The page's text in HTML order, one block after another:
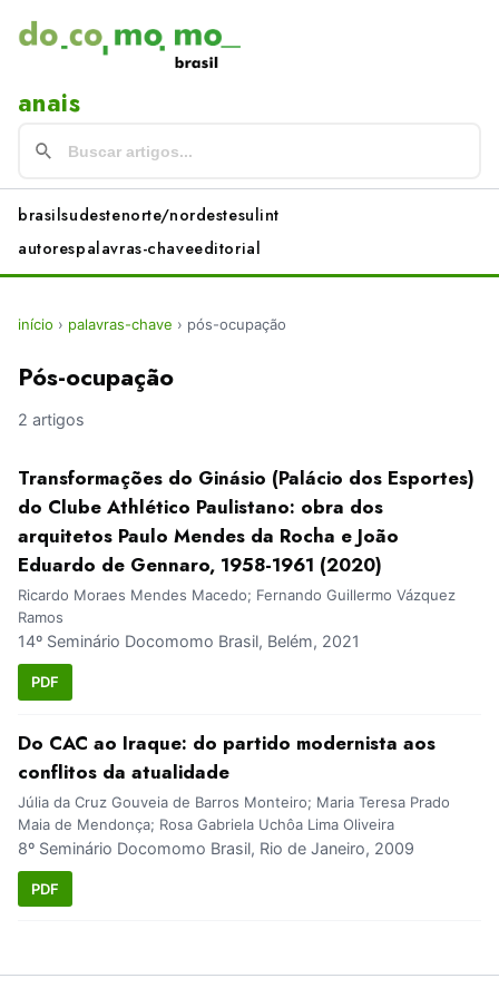
anais
brasilsudestenorte/nordestesulint
autorespalavras-chaveeditorial
início › palavras-chave › pós-ocupação
Pós-ocupação
2 artigos
Transformações do Ginásio (Palácio dos Esportes)
do Clube Athlético Paulistano: obra dos
arquitetos Paulo Mendes da Rocha e João
Eduardo de Gennaro, 1958-1961 (2020)
Ricardo Moraes Mendes Macedo; Fernando Guillermo Vázquez
Ramos
14º Seminário Docomomo Brasil, Belém, 2021
PDF
Do CAC ao Iraque: do partido modernista aos
conflitos da atualidade
Júlia da Cruz Gouveia de Barros Monteiro; Maria Teresa Prado
Maia de Mendonça; Rosa Gabriela Uchôa Lima Oliveira
8º Seminário Docomomo Brasil, Rio de Janeiro, 2009
PDF